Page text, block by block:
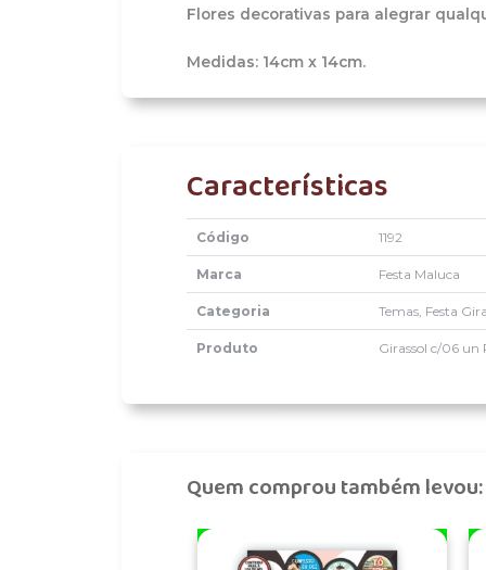
Flores decorativas para alegrar
Medidas: 14cm x 14cm.
Características
Código 1192
Marca Festa Maluca
Categoria Temas, Festa
Produto Girassol c/06 un
Quem comprou também levou: